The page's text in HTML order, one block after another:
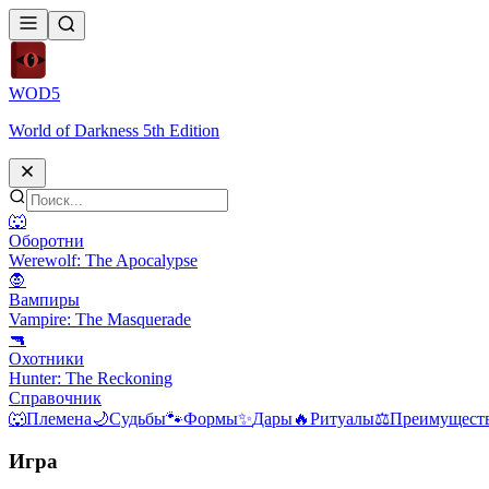
WOD5
World of Darkness 5th Edition
🐺
Оборотни
Werewolf: The Apocalypse
🧛
Вампиры
Vampire: The Masquerade
🔫
Охотники
Hunter: The Reckoning
Справочник
🐺Племена🌙Судьбы🐾Формы✨Дары🔥Ритуалы⚖️
Игра